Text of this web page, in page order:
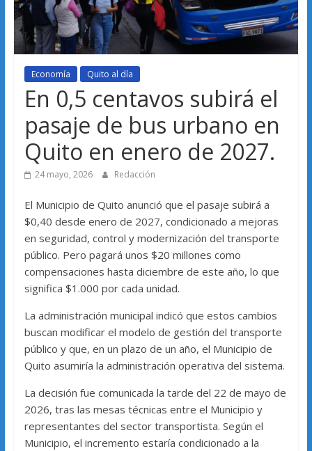
Economía Quito al día
En 0,5 centavos subirá el
pasaje de bus urbano en
Quito en enero de 2027.
24 mayo, 2026 Redacción
El Municipio de Quito anunció que el pasaje subirá a
$0,40 desde enero de 2027, condicionado a mejoras
en seguridad, control y modernización del transporte
público. Pero pagará unos $20 millones como
compensaciones hasta diciembre de este año, lo que
significa $1.000 por cada unidad.
La administración municipal indicó que estos cambios
buscan modificar el modelo de gestión del transporte
público y que, en un plazo de un año, el Municipio de
Quito asumiría la administración operativa del sistema.
La decisión fue comunicada la tarde del 22 de mayo de
2026, tras las mesas técnicas entre el Municipio y
representantes del sector transportista. Según el
Municipio, el incremento estaría condicionado a la